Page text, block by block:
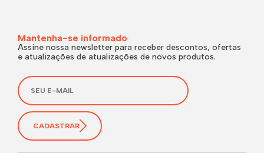
Mantenha-se informado
Assine nossa newsletter para receber descontos, ofertas
e atualizações de atualizações de novos produtos.
CADASTRAR